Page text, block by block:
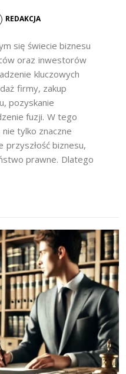
REDAKCJA
się świecie biznesu
oraz inwestorów
kluczowych
firmy, zakup
pozyskanie
fuzji. W tego
tylko znaczne
przyszłość biznesu,
prawne. Dlatego